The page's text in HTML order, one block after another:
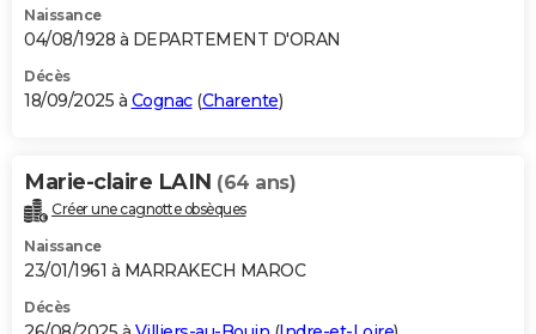
Naissance
04/08/1928 à DEPARTEMENT D'ORAN
Décès
18/09/2025 à Cognac(Charente)
Marie-claire LAIN (64 ans)
Créer une cagnotte obsèques
Naissance
23/01/1961 à MARRAKECH MAROC
Décès